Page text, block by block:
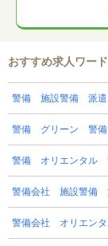
おすすめ求人ワード
警備 施設警備 派遣
警備 グリーン 警
警備 オリエンタル
警備会社 施設警備
警備会社 オリエン